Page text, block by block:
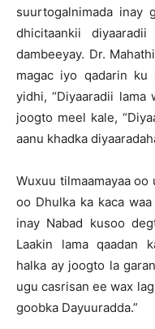
suurtogalnimada inay
dhicitaankii
dambeeyay. Dr.
magac iyo qadarin ku
yidhi, “Diyaaradii lama
joogto meel kale,
aanu khadka
Wuxuu tilmaamayaa oo
oo Dhulka ka kaca
inay Nabad kusoo
Laakin lama qaadan
halka ay joogto la
ugu casrisan ee wax
goobka Dayuuradda.”